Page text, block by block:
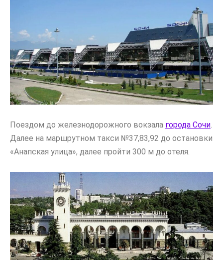
Поездом до железнодорожного вокзала города Сочи.
Далее на маршрутном такси №37,83,92 до остановки
«Анапская улица», далее пройти 300 м до отеля.